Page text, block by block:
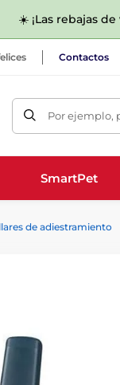
☀️ ¡Las rebajas
Contactos
Por ejemplo,
SmartPet
de adiestramiento